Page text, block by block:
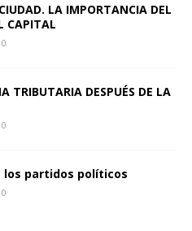
LA IMPORTANCIA DEL
CAPITAL
0
TRIBUTARIA DESPUÉS DE LA
0
los partidos políticos
0